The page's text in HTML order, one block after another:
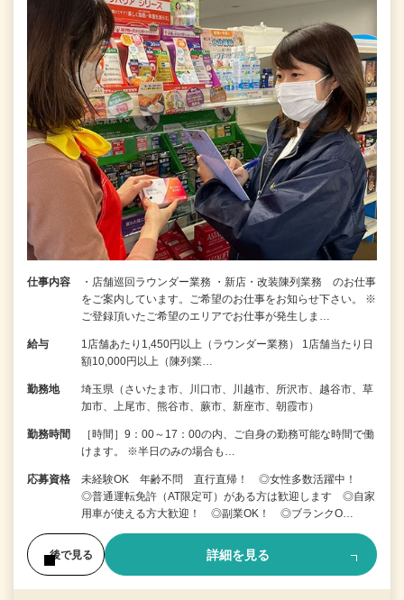
仕事内容
・店舗巡回ラウンダー業務 ・新店・改装陳列業務 のお仕事
をご案内しています。ご希望のお仕事をお知らせ下さい。 ※
ご登録頂いたご希望のエリアでお仕事が発生しま…
給与
1店舗あたり1,450円以上（ラウンダー業務） 1店舗当たり日
額10,000円以上（陳列業…
勤務地
埼玉県（さいたま市、川口市、川越市、所沢市、越谷市、草
加市、上尾市、熊谷市、蕨市、新座市、朝霞市）
勤務時間
［時間］9：00～17：00の内、ご自身の勤務可能な時間で働
けます。 ※半日のみの場合も…
応募資格
未経験OK 年齢不問 直行直帰！ ◎女性多数活躍中！
◎普通運転免許（AT限定可）がある方は歓迎します ◎自家
用車が使える方大歓迎！ ◎副業OK！ ◎ブランクO…
後で見る 詳細を見る